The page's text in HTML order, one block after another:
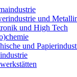
und
und High Tech
und